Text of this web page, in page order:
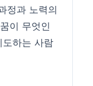
정과 노력의
이 무엇인
하는 사람